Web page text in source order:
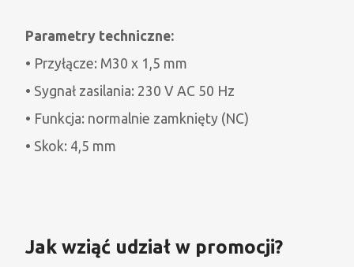
Parametry techniczne:
• Przyłącze: M30 x 1,5 mm
• Sygnał zasilania: 230 V AC 50 Hz
• Funkcja: normalnie zamknięty (NC)
• Skok: 4,5 mm
Jak wziąć udział w promocji?